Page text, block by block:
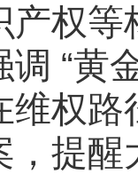
产权
调 “黄
维权
，提醒